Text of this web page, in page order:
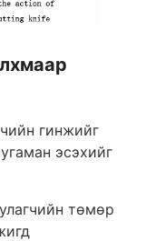
гинжийг
эсэхийг
төмөр